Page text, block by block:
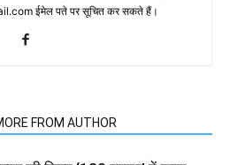
ईमेल पते पर सूचित कर सकते हैं।
FROM AUTHOR